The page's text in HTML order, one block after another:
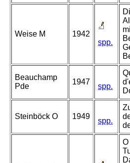
Weise M
1942
spp.
Beauchamp
Pde
1947
spp.
Steinböck O 1949
spp.